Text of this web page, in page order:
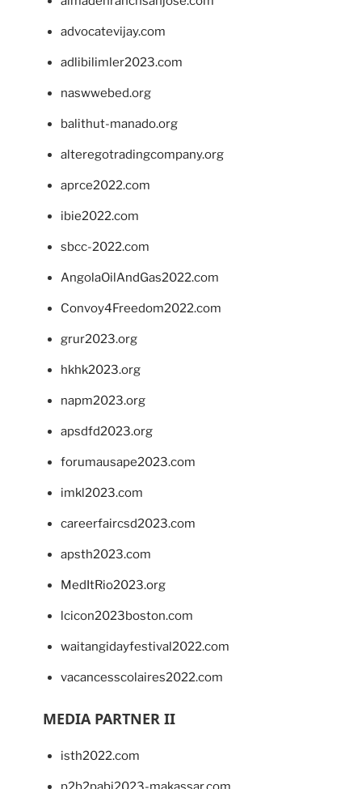
advocatevijay.com
adlibilimler2023.com
naswwebed.org
balithut-manado.org
alteregotradingcompany.org
aprce2022.com
ibie2022.com
sbcc-2022.com
AngolaOilAndGas2022.com
Convoy4Freedom2022.com
grur2023.org
hkhk2023.org
napm2023.org
apsdfd2023.org
forumausape2023.com
imkl2023.com
careerfaircsd2023.com
apsth2023.com
MedItRio2023.org
lcicon2023boston.com
waitangidayfestival2022.com
vacancesscolaires2022.com
MEDIA PARTNER II
isth2022.com